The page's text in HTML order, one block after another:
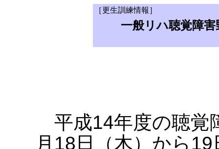
［更生訓練情報］
一般リハ聴覚障
平成14年度の聴覚
月18日（木）から